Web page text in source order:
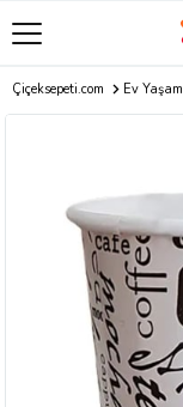
Çiçeksepeti.com Ev Yaşam